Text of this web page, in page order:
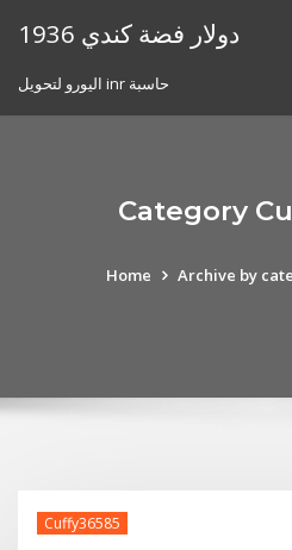
1936 دولار فضة كندي
اليورو لتحويل inr حاسبة
Category
Home Archive by
Cuffy36585